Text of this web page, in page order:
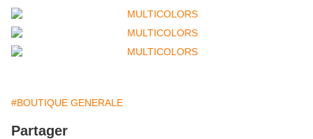
#BOUTIQUE GENERALE
Partager